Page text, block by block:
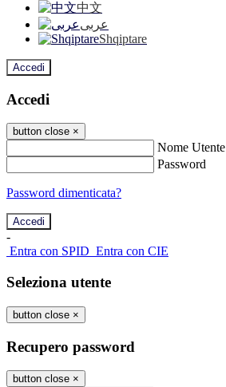
中文
عربى
Shqiptare
Accedi
Accedi
button close ×
Nome Utente
Password
Password dimenticata?
-
Entra con SPID Entra con CIE
Seleziona utente
button close ×
Recupero password
button close ×